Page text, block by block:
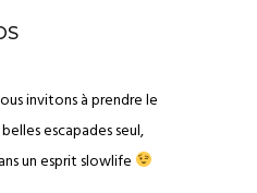
invitons à prendre le
escapades seul,
un esprit slowlife